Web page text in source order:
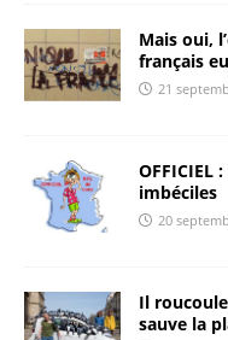
Mais oui,
français
21
OFFICIEL
imbéciles
20
Il
sauve la